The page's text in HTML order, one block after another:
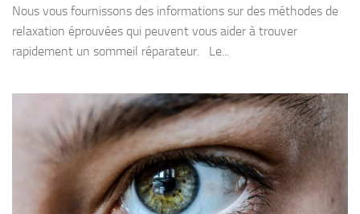
Nous vous fournissons des informations sur des méthodes de
relaxation éprouvées qui peuvent vous aider à trouver
rapidement un sommeil réparateur. Le...